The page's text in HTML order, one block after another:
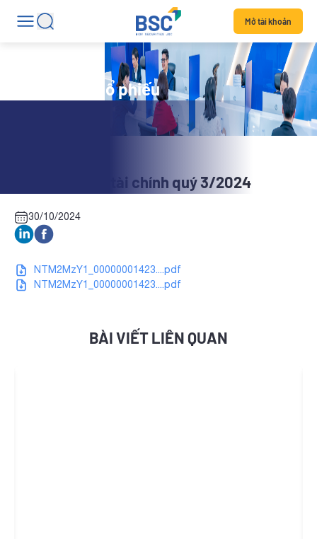
Mở tài khoản
Tin tức mã cổ phiếu
CAB: Báo cáo tài chính quý 3/2024
30/10/2024
NTM2MzY1_00000001423....pdf
NTM2MzY1_00000001423....pdf
BÀI VIẾT LIÊN QUAN